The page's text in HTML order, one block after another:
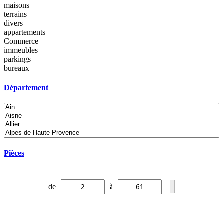
maisons
terrains
divers
appartements
Commerce
immeubles
parkings
bureaux
Département
Pièces
de à